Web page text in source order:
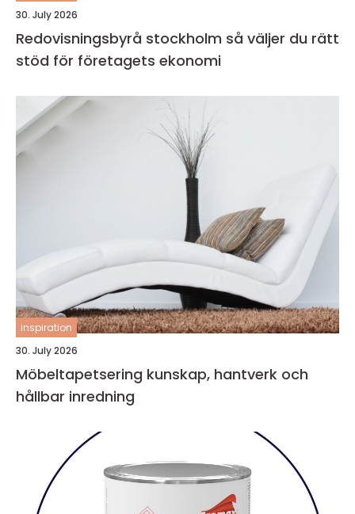
30. July 2026
Redovisningsbyrå stockholm så väljer du rätt
stöd för företagets ekonomi
inspiration
30. July 2026
Möbeltapetsering kunskap, hantverk och
hållbar inredning